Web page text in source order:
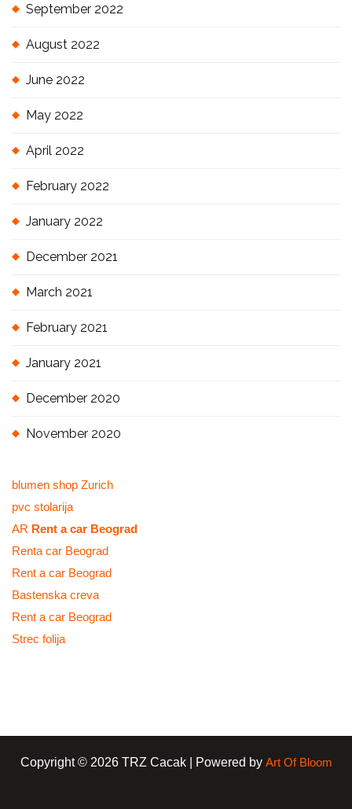
September 2022
August 2022
June 2022
May 2022
April 2022
February 2022
January 2022
December 2021
March 2021
February 2021
January 2021
December 2020
November 2020
blumen shop Zurich
pvc stolarija
AR Rent a car Beograd
Renta car Beograd
Rent a car Beograd
Bastenska creva
Rent a car Beograd
Strec folija
Copyright © 2026 TRZ Cacak | Powered by Art Of Bloom